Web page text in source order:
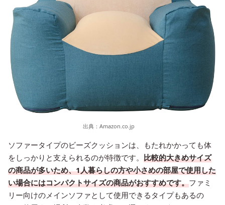
出典： Amazon.co.jp
ソファータイプのビーズクッションは、もたれかかっても体
をしっかりと支えられるのが特徴です。 比較的大きめサイズ
の商品が多いため、1人暮らしの方や小さめの部屋で使用した
い場合にはコンパクトサイズの商品がおすすめです。ファミ
リー向けのメインソファとして使用できるタイプもあるの